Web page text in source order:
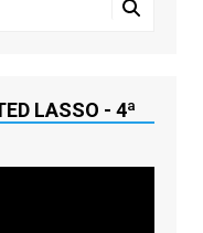
LASSO - 4ª